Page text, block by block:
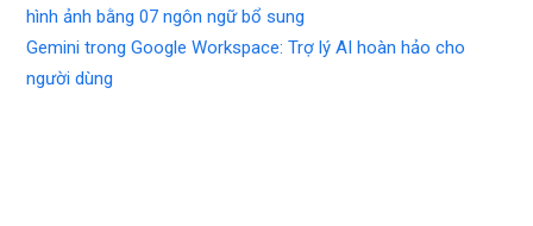
hình ảnh bằng 07 ngôn ngữ bổ sung
Gemini trong Google Workspace: Trợ lý AI hoàn hảo cho
người dùng